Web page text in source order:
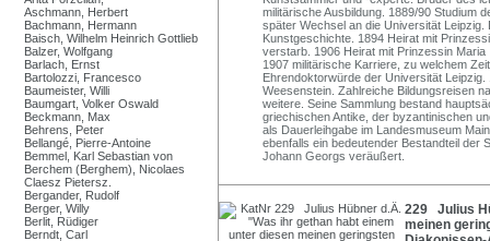
Aschmann, Herbert
Bachmann, Hermann
Baisch, Wilhelm Heinrich Gottlieb
Balzer, Wolfgang
Barlach, Ernst
Bartolozzi, Francesco
Baumeister, Willi
Baumgart, Volker Oswald
Beckmann, Max
Behrens, Peter
Bellangé, Pierre-Antoine
Bemmel, Karl Sebastian von
Berchem (Berghem), Nicolaes
Claesz Pietersz.
Bergander, Rudolf
Berger, Willy
Berlit, Rüdiger
Berndt, Carl
militärische Ausbildung. 1889/90 Studium
später Wechsel an die Universität
Kunstgeschichte. 1894 Heirat mit
verstarb. 1906 Heirat mit Prinzessin
1907 militärische Karriere, zu welchem
Ehrendoktorwürde der Universität
Weesenstein. Zahlreiche Bildungsreisen
weitere. Seine Sammlung bestand
griechischen Antike, der byzantinischen
als Dauerleihgabe im Landesmuseum
ebenfalls ein bedeutender Bestandteil der
Johann Georgs veräußert.
229 Julius
meinen